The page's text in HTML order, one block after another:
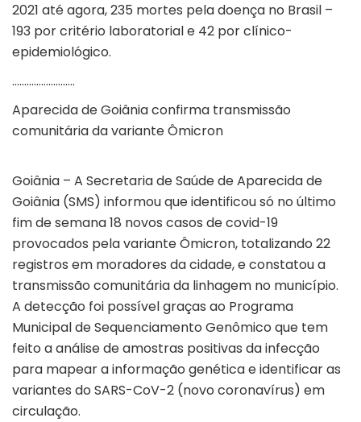
2021 até agora, 235 mortes pela doença no Brasil –
193 por critério laboratorial e 42 por clínico-
epidemiológico.
……………………..
Aparecida de Goiânia confirma transmissão
comunitária da variante Ômicron
Goiânia – A Secretaria de Saúde de Aparecida de
Goiânia (SMS) informou que identificou só no último
fim de semana 18 novos casos de covid-19
provocados pela variante Ômicron, totalizando 22
registros em moradores da cidade, e constatou a
transmissão comunitária da linhagem no município.
A detecção foi possível graças ao Programa
Municipal de Sequenciamento Genômico que tem
feito a análise de amostras positivas da infecção
para mapear a informação genética e identificar as
variantes do SARS-CoV-2 (novo coronavírus) em
circulação.